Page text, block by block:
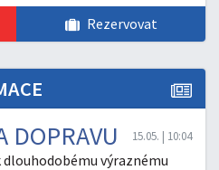
Rezervovat
15.05. | 10:04
DOPRAVU
výraznému